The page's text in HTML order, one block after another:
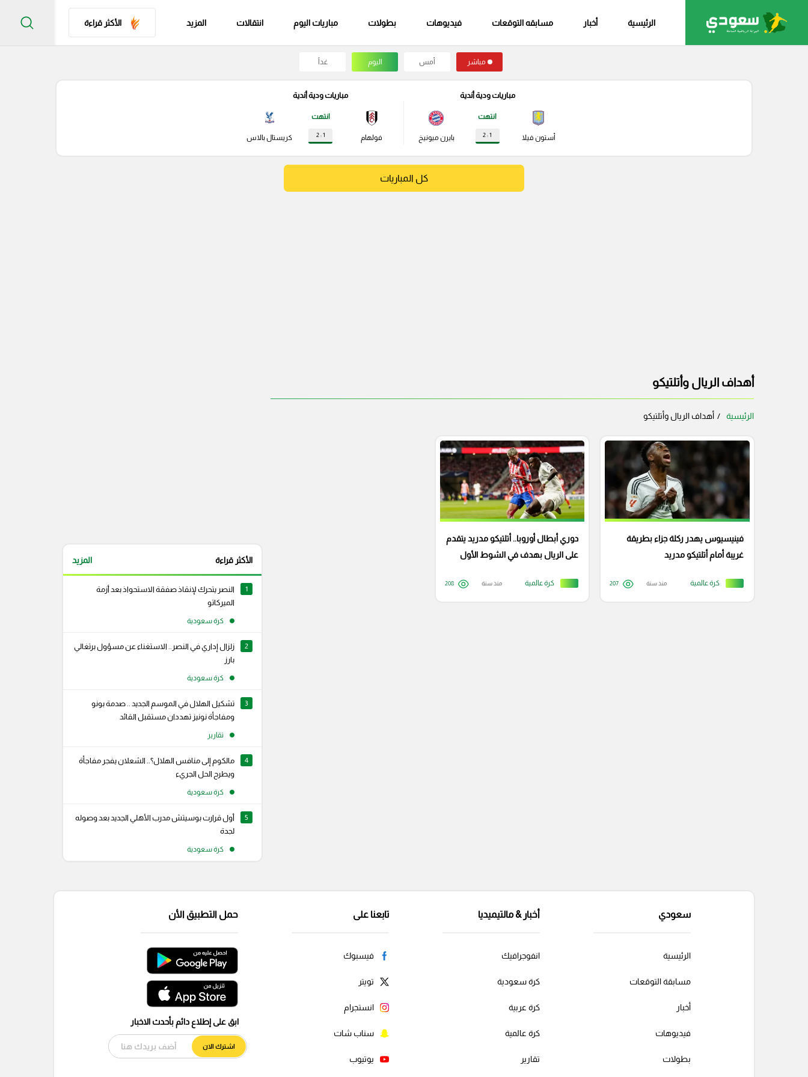
الرئيسية أخبار مسابقه التوقعات فيديوهات بطولات مباريات اليوم انتقالات المزيد الأكثر قراءة
مباشر أمس اليوم غداً
مباريات ودية أندية
أستون فيلا
انتهت
1 : 2 بايرن ميونيخ
مباريات ودية أندية
فولهام
انتهت
1 : 2 كريستال بالاس
كل المباريات
أهداف الريال وأتلتيكو
الرئيسية أهداف الريال وأتلتيكو
كرة عالمية
فينيسيوس يهدر ركلة جزاء بطريقة
غريبة أمام أتلتيكو مدريد
منذ سنة 207 كرة عالمية
دوري أبطال أوروبا.. أتلتيكو مدريد يتقدم
على الريال بهدف في الشوط الأول
منذ سنة 208
الأكثر قراءة المزيد
1
النصر يتحرك لإنقاذ صفقة الاستحواذ بعد أزمة
الميركاتو
كرة سعودية
2
زلزال إداري في النصر.. الاستغناء عن مسؤول برتغالي
بارز
كرة سعودية
3
تشكيل الهلال في الموسم الجديد .. صدمة بونو
ومفاجأة نونيز تهددان مستقبل القائد
تقارير
4
مالكوم إلى منافس الهلال؟.. الشعلان يفجر مفاجأة
ويطرح الحل الجريء
كرة سعودية
5
أول قرارت بوسيتش مدرب الأهلي الجديد بعد وصوله
لجدة
كرة سعودية
سعودي
الرئيسية
مسابقة التوقعات
أخبار
فيديوهات
بطولات
أخبار & مالتيميديا
انفوجرافيك
كرة سعودية
كرة عربية
كرة عالمية
تقارير
تابعنا على
فيسبوك
تويتر
انستجرام
سناب شات
يوتيوب
حمل التطبيق الأن
ابق على إطلاع دائم بأحدث الاخبار
اشترك الان